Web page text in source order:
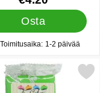
Osta
Varastossa
Toimitusaika: 1-2 päivää
g suosikiksi
vihreä